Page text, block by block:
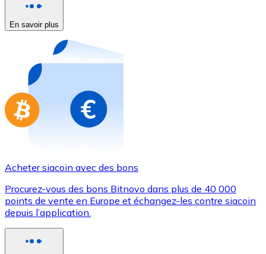
Nouveau
Achetez des cartes-cadeaux de vos marques
Aller à la boutique de cartes-cadeaux
En savoir plus
Acheter siacoin avec des bons
Procurez-vous des bons Bitnovo dans plus de 40 000
points de vente en Europe et échangez-les contre siacoin
depuis l’application.